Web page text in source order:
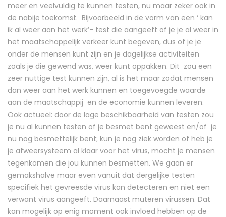
meer en veelvuldig te kunnen testen, nu maar zeker ook in
de nabije toekomst. Bijvoorbeeld in de vorm van een ‘ kan
ik al weer aan het werk’- test die aangeeft of je je al weer in
het maatschappelijk verkeer kunt begeven, dus of je je
onder de mensen kunt zijn en je dagelijkse activiteiten
zoals je die gewend was, weer kunt oppakken. Dit zou een
zeer nuttige test kunnen zijn, al is het maar zodat mensen
dan weer aan het werk kunnen en toegevoegde waarde
aan de maatschappij en de economie kunnen leveren.
Ook actueel: door de lage beschikbaarheid van testen zou
je nu al kunnen testen of je besmet bent geweest en/of je
nu nog besmettelijk bent; kun je nog ziek worden of heb je
je afweersysteem al klaar voor het virus, mocht je mensen
tegenkomen die jou kunnen besmetten. We gaan er
gemakshalve maar even vanuit dat dergelijke testen
specifiek het gevreesde virus kan detecteren en niet een
verwant virus aangeeft. Daarnaast muteren virussen. Dat
kan mogelijk op enig moment ook invloed hebben op de